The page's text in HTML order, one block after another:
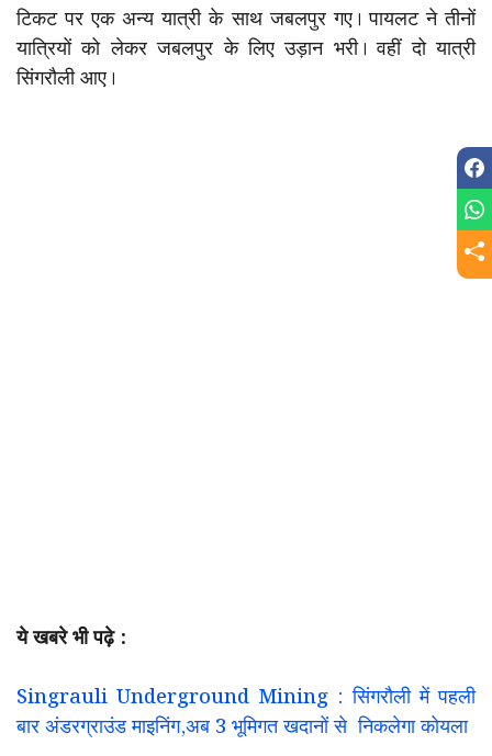
टिकट पर एक अन्य यात्री के साथ जबलपुर गए। पायलट ने तीनों
यात्रियों को लेकर जबलपुर के लिए उड़ान भरी। वहीं दो यात्री
सिंगरौली आए।
ये खबरे भी पढ़े :
Singrauli Underground Mining : सिंगरौली में पहली
बार अंडरग्राउंड माइनिंग,अब 3 भूमिगत खदानों से निकलेगा कोयला